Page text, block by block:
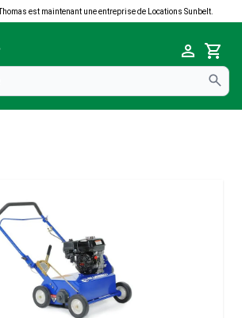
Thomas est maintenant une entreprise de Locations Sunbelt.
Cart